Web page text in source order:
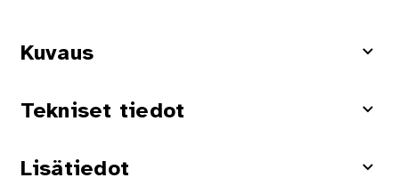
Kuvaus
Tekniset tiedot
Lisätiedot